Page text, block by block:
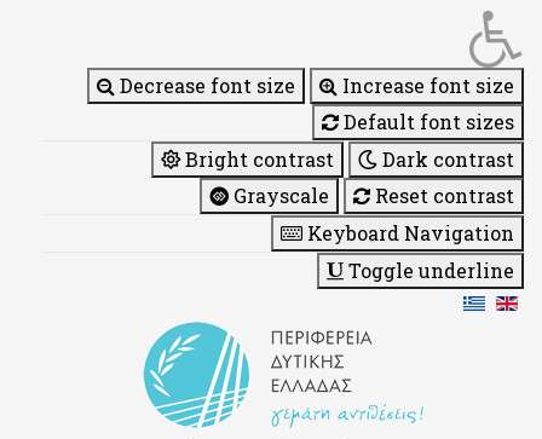
Decrease font size
Increase font size
Default font sizes
Bright contrast
Dark contrast
Grayscale
Reset contrast
Keyboard Navigation
Toggle underline